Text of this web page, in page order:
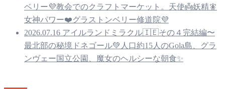
ベリー💜教会でのクラフトマーケット。天使👼妖精🧚
女神パワー❤️グラストンベリー修道院💜
2026.07.16 アイルランドミラクル🇮🇪その４完結編〜
最北部の秘境ドネゴール💚人口約15人のGola島、グラ
ンヴェー国立公園、魔女のヘルシーな朝食✨